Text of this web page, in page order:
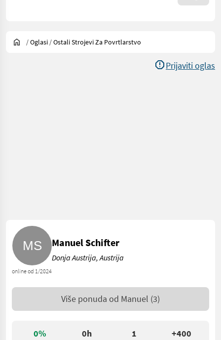
/Oglasi /Ostali Strojevi Za Povrtlarstvo
Prijaviti oglas
0% 0h 1 +400
online od 1/2024
Manuel Schifter
Donja Austrija, Austrija
Više ponuda od Manuel (3)